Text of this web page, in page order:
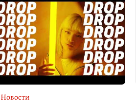
Новости